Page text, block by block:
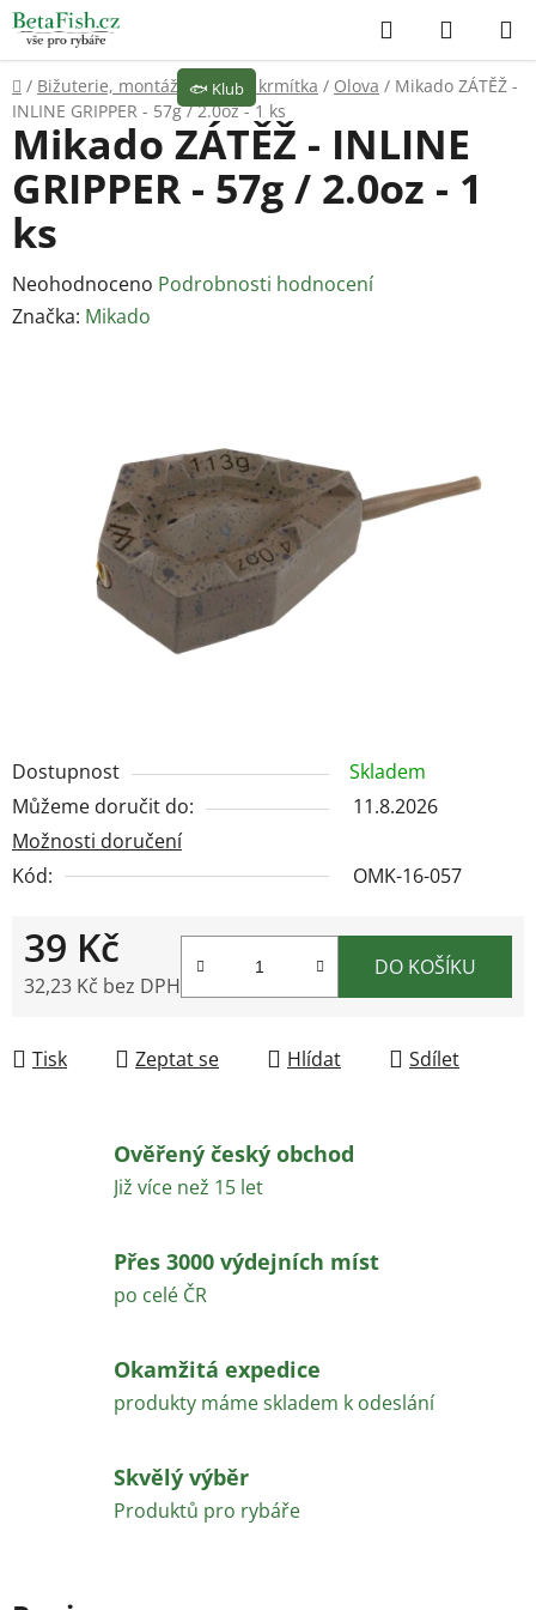
Přejít
na
obsah
Hledat
KOŠÍK
Domů
/ Bižuterie, montáže / Olova, krmítka / Olova / Mikado ZÁTĚŽ -
INLINE GRIPPER - 57g / 2.0oz - 1 ks
Dostupnost
Skladem
Můžeme doručit do:
11.8.2026
Možnosti doručení
Kód:
OMK-16-057
39 Kč
32,23 Kč bez DPH
DO KOŠÍKU
Tisk Zeptat se Hlídat Sdílet
Mikado ZÁTĚŽ - INLINE
GRIPPER - 57g / 2.0oz - 1
ks
Průměrné
hodnocení
Neohodnoceno Podrobnosti hodnocení
Značka: Mikado
Ověřený český obchod
Již více než 15 let
Přes 3000 výdejních míst
po celé ČR
Okamžitá expedice
produkty máme skladem k odeslání
Skvělý výběr
Produktů pro rybáře
🐟 Klub